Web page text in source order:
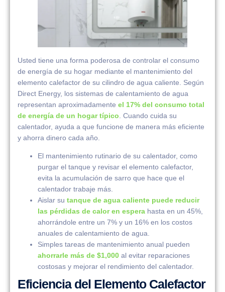
Usted tiene una forma poderosa de controlar el consumo
de energía de su hogar mediante el mantenimiento del
elemento calefactor de su cilindro de agua caliente. Según
Direct Energy, los sistemas de calentamiento de agua
representan aproximadamente el 17% del consumo total
de energía de un hogar típico . Cuando cuida su
calentador, ayuda a que funcione de manera más eficiente
y ahorra dinero cada año.
El mantenimiento rutinario de su calentador, como
purgar el tanque y revisar el elemento calefactor,
evita la acumulación de sarro que hace que el
calentador trabaje más.
Aislar su tanque de agua caliente puede reducir
las pérdidas de calor en espera hasta en un 45%,
ahorrándole entre un 7% y un 16% en los costos
anuales de calentamiento de agua.
Simples tareas de mantenimiento anual pueden
ahorrarle más de $1,000 al evitar reparaciones
costosas y mejorar el rendimiento del calentador.
Eficiencia del Elemento Calefactor